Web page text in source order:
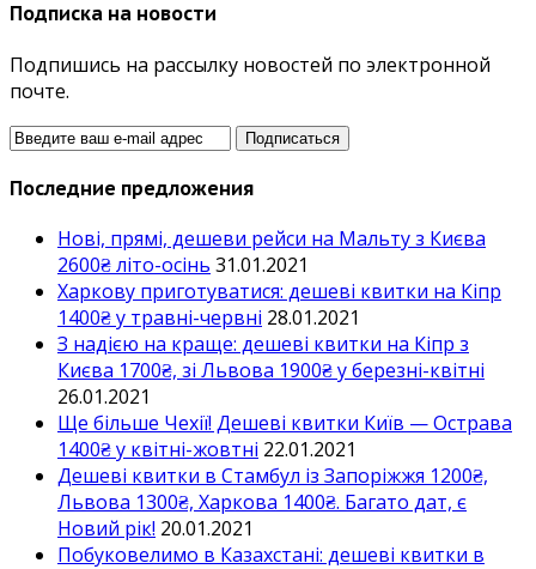
Подписка на новости
Подпишись на рассылку новостей по электронной
почте.
Последние предложения
Нові, прямі, дешеви рейси на Мальту з Києва
2600₴ літо-осінь 31.01.2021
Харкову приготуватися: дешеві квитки на Кіпр
1400₴ у травні-червні 28.01.2021
З надією на краще: дешеві квитки на Кіпр з
Києва 1700₴, зі Львова 1900₴ у березні-квітні
26.01.2021
Ще більше Чехії! Дешеві квитки Київ — Острава
1400₴ у квітні-жовтні 22.01.2021
Дешеві квитки в Стамбул із Запоріжжя 1200₴,
Львова 1300₴, Харкова 1400₴. Багато дат, є
Новий рік! 20.01.2021
Побуковелимо в Казахстані: дешеві квитки в